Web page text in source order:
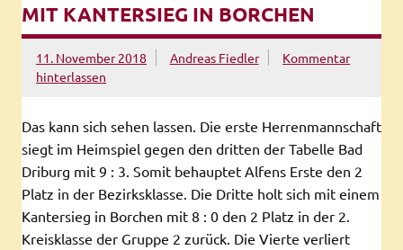
MIT KANTERSIEG IN BORCHEN
11. November 2018 Andreas Fiedler
Kommentar
hinterlassen
Das kann sich sehen lassen. Die erste Herrenmannschaft
siegt im Heimspiel gegen den dritten der Tabelle Bad
Driburg mit 9 : 3. Somit behauptet Alfens Erste den 2
Platz in der Bezirksklasse. Die Dritte holt sich mit einem
Kantersieg in Borchen mit 8 : 0 den 2 Platz in der 2.
Kreisklasse der Gruppe 2 zurück. Die Vierte verliert